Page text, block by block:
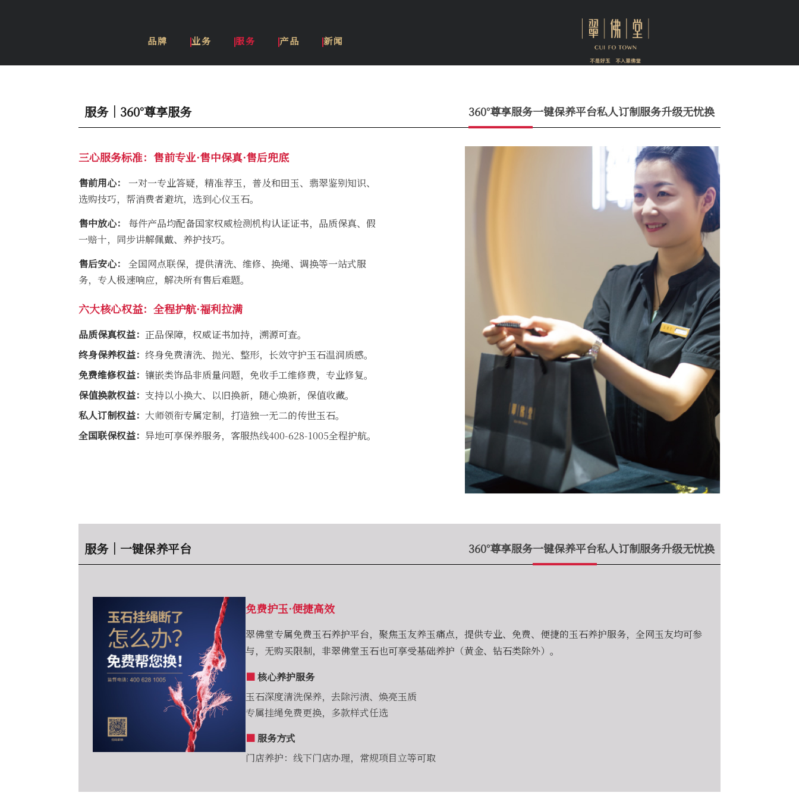
品牌 业务 服务 产品 新闻
服务｜360°尊享服务 360°尊享服务一键保养平台私人订制服务升级无忧换
三心服务标准：售前专业·售中保真·售后兜底
售前用心：
一对一专业答疑，精准荐玉，普及和田玉、翡翠鉴别知识、
选购技巧，帮消费者避坑，选到心仪玉石。
售中放心：
每件产品均配备国家权威检测机构认证证书，品质保真、假
一赔十，同步讲解佩戴、养护技巧。
售后安心：
全国网点联保，提供清洗、维修、换绳、调换等一站式服
务，专人极速响应，解决所有售后难题。
六大核心权益：全程护航·福利拉满
品质保真权益： 正品保障，权威证书加持，溯源可查。
终身保养权益： 终身免费清洗、抛光、整形，长效守护玉石温润质感。
免费维修权益： 镶嵌类饰品非质量问题，免收手工维修费，专业修复。
保值换款权益： 支持以小换大、以旧换新，随心焕新，保值收藏。
私人订制权益： 大师领衔专属定制，打造独一无二的传世玉石。
全国联保权益： 异地可享保养服务，客服热线400-628-1005全程护航。
服务｜一键保养平台 360°尊享服务一键保养平台私人订制服务升级无忧换
免费护玉·便捷高效
翠佛堂专属免费玉石养护平台，聚焦玉友养玉痛点，提供专业、免费、便捷的玉石养护服务，全网玉友均可参
与，无购买限制，非翠佛堂玉石也可享受基础养护（黄金、钻石类除外）。
■ 核心养护服务
玉石深度清洗保养，去除污渍、焕亮玉质
专属挂绳免费更换，多款样式任选
■ 服务方式
门店养护：线下门店办理，常规项目立等可取